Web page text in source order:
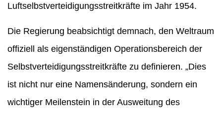
Luftselbstverteidigungsstreitkräfte im Jahr 1954.
Die Regierung beabsichtigt demnach, den Weltraum
offiziell als eigenständigen Operationsbereich der
Selbstverteidigungsstreitkräfte zu definieren. „Dies
ist nicht nur eine Namensänderung, sondern ein
wichtiger Meilenstein in der Ausweitung des